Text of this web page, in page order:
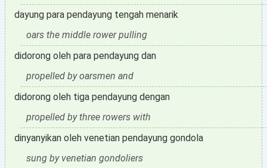
dayung para pendayung tengah menarik
oars the middle rower pulling
didorong oleh para pendayung dan
propelled by oarsmen and
didorong oleh tiga pendayung dengan
propelled by three rowers with
dinyanyikan oleh venetian pendayung gondola
sung by venetian gondoliers